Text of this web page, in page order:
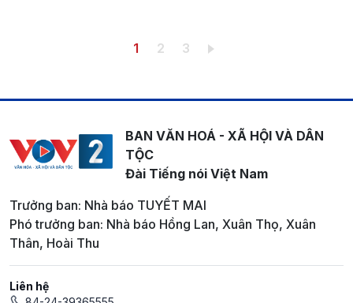
Trang hiện thời
1 Trang
2 Trang
3
BAN VĂN HOÁ - XÃ HỘI VÀ DÂN
TỘC
Đài Tiếng nói Việt Nam
Trưởng ban: Nhà báo TUYẾT MAI
Phó trưởng ban: Nhà báo Hồng Lan, Xuân Thọ, Xuân
Thân, Hoài Thu
Liên hệ